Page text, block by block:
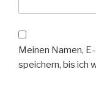
Meinen Namen,
speichern, bis ich